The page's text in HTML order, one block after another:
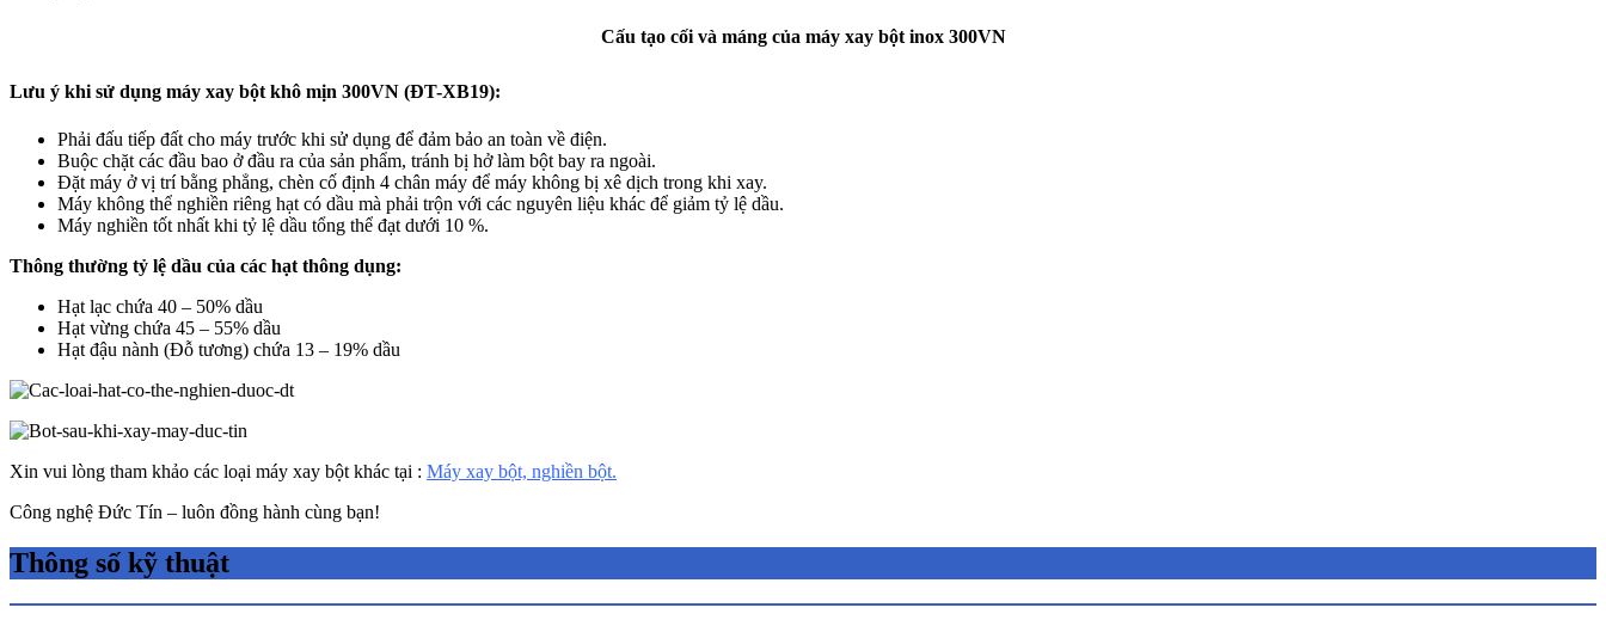
Cấu tạo cối và máng của máy xay bột inox 300VN
Lưu ý khi sử dụng máy xay bột khô mịn 300VN (ĐT-XB19):
Phải đấu tiếp đất cho máy trước khi sử dụng để đảm bảo an toàn về điện.
Buộc chặt các đầu bao ở đầu ra của sản phẩm, tránh bị hở làm bột bay ra ngoài.
Đặt máy ở vị trí bằng phẳng, chèn cố định 4 chân máy để máy không bị xê dịch trong khi xay.
Máy không thể nghiền riêng hạt có dầu mà phải trộn với các nguyên liệu khác để giảm tỷ lệ dầu.
Máy nghiền tốt nhất khi tỷ lệ dầu tổng thể đạt dưới 10 %.
Thông thường tỷ lệ dầu của các hạt thông dụng:
Hạt lạc chứa 40 – 50% dầu
Hạt vừng chứa 45 – 55% dầu
Hạt đậu nành (Đỗ tương) chứa 13 – 19% dầu
Xin vui lòng tham khảo các loại máy xay bột khác tại : Máy xay bột, nghiền bột.
Công nghệ Đức Tín – luôn đồng hành cùng bạn!
Thông số kỹ thuật